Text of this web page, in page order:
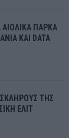
ΑΙΟΛΙΚΑ ΠΑΡΚΑ
ΚΑΙ DATA
ΤΗΣ
ΕΛΙΤ